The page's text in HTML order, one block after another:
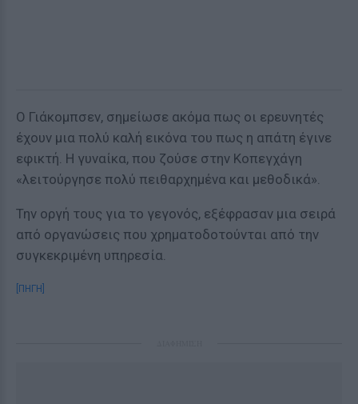
Ο Γιάκομπσεν, σημείωσε ακόμα πως οι ερευνητές
έχουν μια πολύ καλή εικόνα του πως η απάτη έγινε
εφικτή. Η γυναίκα, που ζούσε στην Κοπεγχάγη
«λειτούργησε πολύ πειθαρχημένα και μεθοδικά».
Την οργή τους για το γεγονός, εξέφρασαν μια σειρά
από οργανώσεις που χρηματοδοτούνται από την
συγκεκριμένη υπηρεσία.
[ΠΗΓΗ]